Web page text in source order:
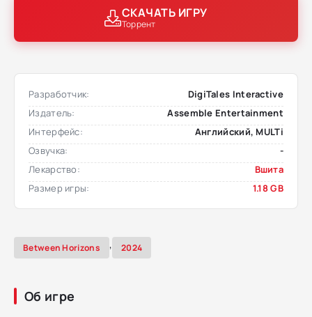
СКАЧАТЬ ИГРУ
Торрент
Разработчик:
DigiTales Interactive
Издатель:
Assemble Entertainment
Интерфейс:
Английский, MULTi
Озвучка:
-
Лекарство:
Вшита
Размер игры:
1.18 GB
Between Horizons , 2024
Об игре